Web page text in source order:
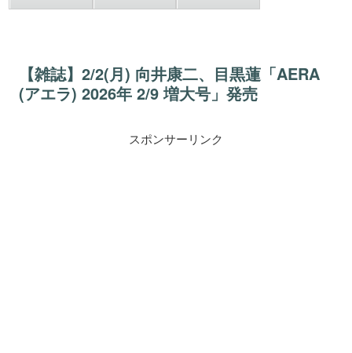
【雑誌】2/2(月) 向井康二、目黒蓮「AERA
(アエラ) 2026年 2/9 増大号」発売
スポンサーリンク